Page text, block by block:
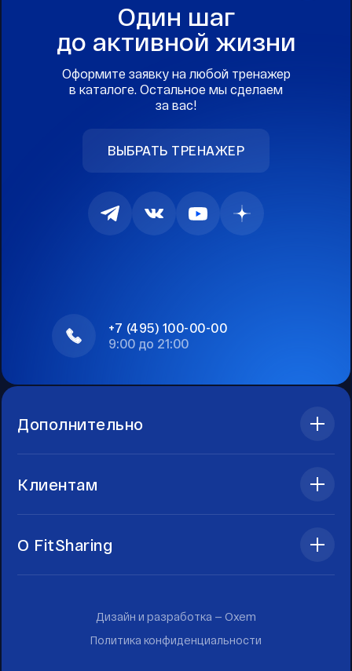
Один шаг
до активной жизни
Оформите заявку на любой тренажер
в каталоге. Остальное мы сделаем
за вас!
ВЫБРАТЬ ТРЕНАЖЕР
+7 (495) 100-00-00
9:00 до 21:00
Дополнительно
Клиентам
О FitSharing
Политика конфиденциальности
Дизайн и разработка — Oxem